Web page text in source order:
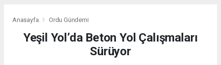
Anasayfa Ordu Gündemi
Yeşil Yol’da Beton Yol Çalışmaları
Sürüyor